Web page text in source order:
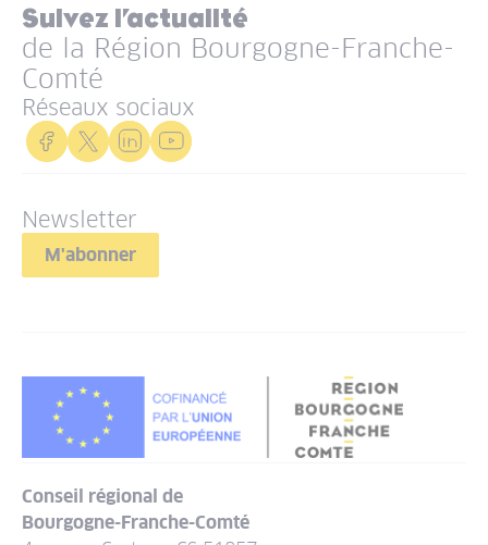
Suivez l’actualité
de la Région Bourgogne-Franche-
Comté
Réseaux sociaux
Newsletter
M'abonner
Conseil régional de
Bourgogne-Franche-Comté